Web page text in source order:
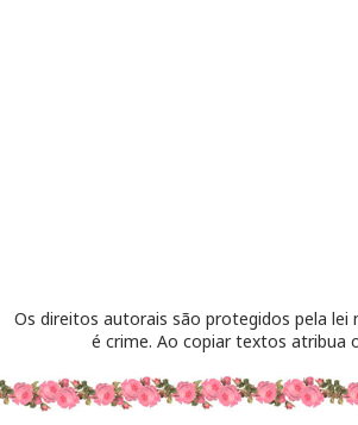
Os direitos autorais são protegidos pela lei
é crime. Ao copiar textos atribua